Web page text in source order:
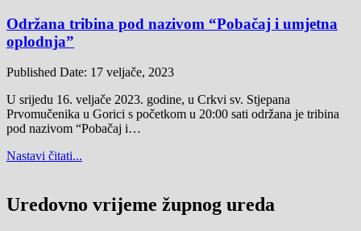
Održana tribina pod nazivom “Pobačaj i umjetna
oplodnja”
Published Date: 17 veljače, 2023
U srijedu 16. veljače 2023. godine, u Crkvi sv. Stjepana
Prvomučenika u Gorici s početkom u 20:00 sati održana je tribina
pod nazivom “Pobačaj i…
Nastavi čitati...
Uredovno vrijeme župnog ureda